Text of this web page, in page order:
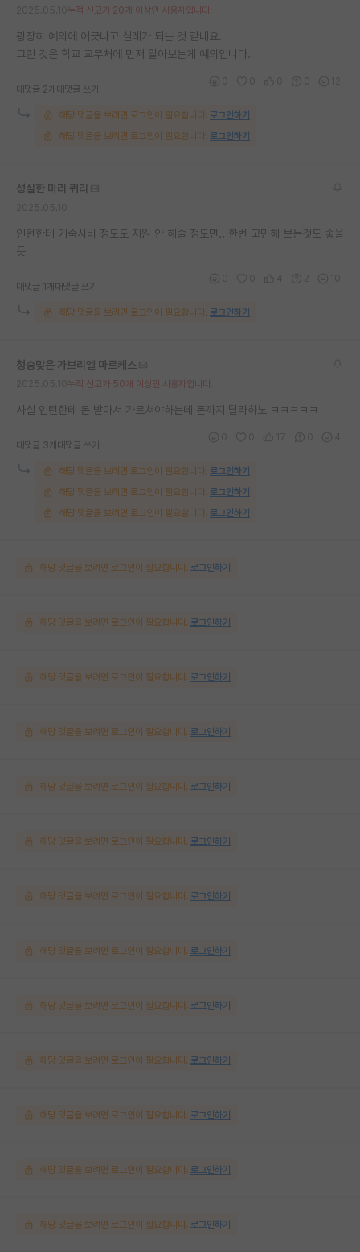
누적 신고가 20개 이상인 사용자입니다.
굉장히 예의에 어긋나고 실례가 되는 것 같네요.
그런 것은 학교 교무처에 먼저 알아보는게 예의입니다.
대댓글 2개 대댓글 쓰기
해당 댓글을 보려면 로그인이 필요합니다. 로그인하기
해당 댓글을 보려면 로그인이 필요합니다. 로그인하기
성실한 마리 퀴리
인턴한테 기숙사비 정도도 지원 안 해줄 정도면.. 한번 고민해 보는것도 좋을
듯
대댓글 1개 대댓글 쓰기
해당 댓글을 보려면 로그인이 필요합니다. 로그인하기
청승맞은 가브리엘 마르케스
누적 신고가 50개 이상인 사용자입니다.
사실 인턴한테 돈 받아서 가르쳐야하는데 돈까지 달라하노 ㅋㅋㅋㅋㅋ
대댓글 3개 대댓글 쓰기
해당 댓글을 보려면 로그인이 필요합니다. 로그인하기
해당 댓글을 보려면 로그인이 필요합니다. 로그인하기
해당 댓글을 보려면 로그인이 필요합니다. 로그인하기
해당 댓글을 보려면 로그인이 필요합니다. 로그인하기
해당 댓글을 보려면 로그인이 필요합니다. 로그인하기
해당 댓글을 보려면 로그인이 필요합니다. 로그인하기
해당 댓글을 보려면 로그인이 필요합니다. 로그인하기
해당 댓글을 보려면 로그인이 필요합니다. 로그인하기
해당 댓글을 보려면 로그인이 필요합니다. 로그인하기
해당 댓글을 보려면 로그인이 필요합니다. 로그인하기
해당 댓글을 보려면 로그인이 필요합니다. 로그인하기
해당 댓글을 보려면 로그인이 필요합니다. 로그인하기
해당 댓글을 보려면 로그인이 필요합니다. 로그인하기
해당 댓글을 보려면 로그인이 필요합니다. 로그인하기
해당 댓글을 보려면 로그인이 필요합니다. 로그인하기
해당 댓글을 보려면 로그인이 필요합니다. 로그인하기